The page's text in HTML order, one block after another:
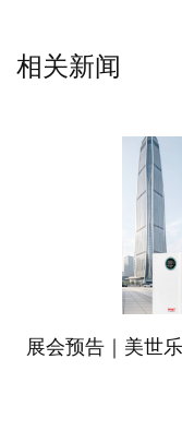
相关新闻
展会预告｜美世